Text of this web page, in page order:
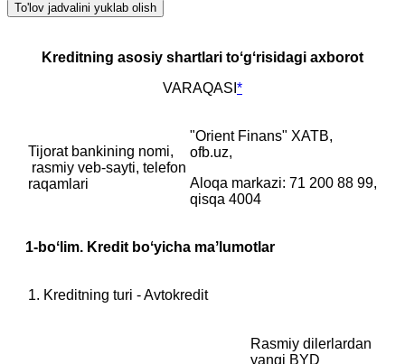
To'lov jadvalini yuklab olish
Kreditning asosiy shartlari toʻgʻrisidagi axborot
VARAQASI *
Tijorat bankining nomi,
‎ rasmiy veb-sayti, telefon
raqamlari
"Orient Finans" XATB,
ofb.uz,
Aloqa markazi: 71 200 88 99,
qisqa 4004
1-boʻlim. Kredit boʻyicha maʼlumotlar
1. Kreditning turi - Avtokredit
Rasmiy dilerlardan
yangi BYD